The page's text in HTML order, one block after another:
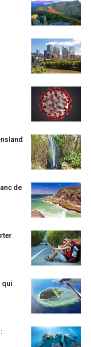
de
qui